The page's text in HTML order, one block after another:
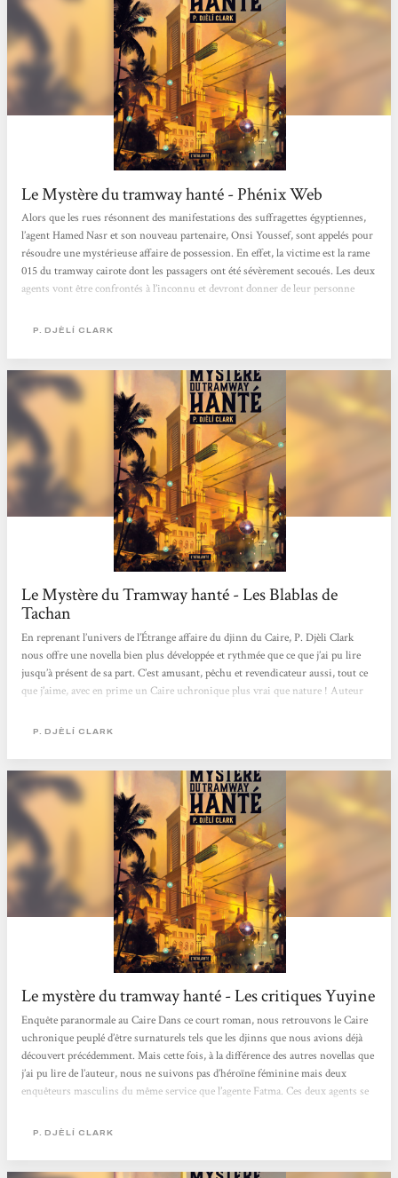
Le Mystère du tramway hanté - Phénix Web
Alors que les rues résonnent des manifestations des suffragettes égyptiennes,
l’agent Hamed Nasr et son nouveau partenaire, Onsi Youssef, sont appelés pour
résoudre une mystérieuse affaire de possession. En effet, la victime est la rame
015 du tramway cairote dont les passagers ont été sévèrement secoués. Les deux
agents vont être confrontés à l’inconnu et devront donner de leur personne
particulièrement réjouissante, mêlant le modernisme politique et le
P. DJÈLÍ CLARK
Le Mystère du Tramway hanté - Les Blablas de
Tachan
En reprenant l’univers de l’Étrange affaire du djinn du Caire, P. Djèli Clark
nous offre une novella bien plus développée et rythmée que ce que j’ai pu lire
jusqu’à présent de sa part. C’est amusant, pêchu et revendicateur aussi, tout ce
que j’aime, avec en prime un Caire uchronique plus vrai que nature ! Auteur
étude comparée de l’esclavage et de l’émancipation dans le monde atlantique. Il
P. DJÈLÍ CLARK
Le mystère du tramway hanté - Les critiques Yuyine
Enquête paranormale au Caire Dans ce court roman, nous retrouvons le Caire
uchronique peuplé d’être surnaturels tels que les djinns que nous avions déjà
découvert précédemment. Mais cette fois, à la différence des autres novellas que
j’ai pu lire de l’auteur, nous ne suivons pas d’héroïne féminine mais deux
enquêteurs masculins du même service que l’agente Fatma. Ces deux agents se
tramway. Mais la situation s’annonce finalement plus compliquée que...
P. DJÈLÍ CLARK